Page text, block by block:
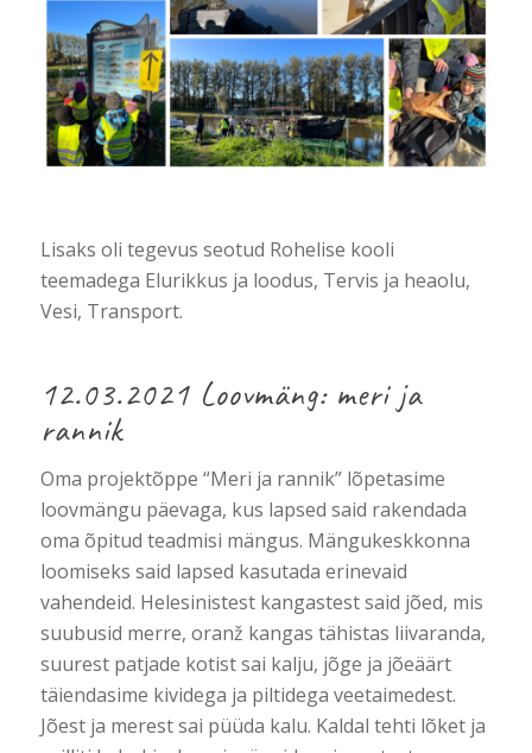
Lisaks oli tegevus seotud Rohelise kooli
teemadega Elurikkus ja loodus, Tervis ja heaolu,
Vesi, Transport.
12.03.2021 Loovmäng: meri ja
rannik
Oma projektõppe “Meri ja rannik” lõpetasime
loovmängu päevaga, kus lapsed said rakendada
oma õpitud teadmisi mängus. Mängukeskkonna
loomiseks said lapsed kasutada erinevaid
vahendeid. Helesinistest kangastest said jõed, mis
suubusid merre, oranž kangas tähistas liivaranda,
suurest patjade kotist sai kalju, jõge ja jõeäärt
täiendasime kividega ja piltidega veetaimedest.
Jõest ja merest sai püüda kalu. Kaldal tehti lõket ja